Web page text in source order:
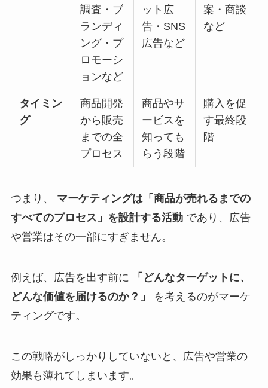
調査・ブ
ランディ
ング・プ
ロモーシ
ョンなど
ット広
告・SNS
広告など
案・商談
など
タイミン
グ
商品開発
から販売
までの全
プロセス
商品やサ
ービスを
知っても
らう段階
購入を促
す最終段
階
つまり、 マーケティングは「商品が売れるまでの
すべてのプロセス」を設計する活動であり、広告
や営業はその一部にすぎません。
例えば、広告を出す前に
「どんなターゲットに、
どんな価値を届けるのか？」
を考えるのがマーケ
ティングです。
この戦略がしっかりしていないと、広告や営業の
効果も薄れてしまいます。